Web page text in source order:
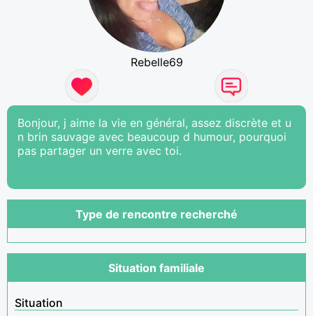
Rebelle69
Bonjour, j aime la vie en général, assez discrète et u
n brin sauvage avec beaucoup d humour, pourquoi
pas partager un verre avec toi.
Type de rencontre recherché
Situation familiale
Situation